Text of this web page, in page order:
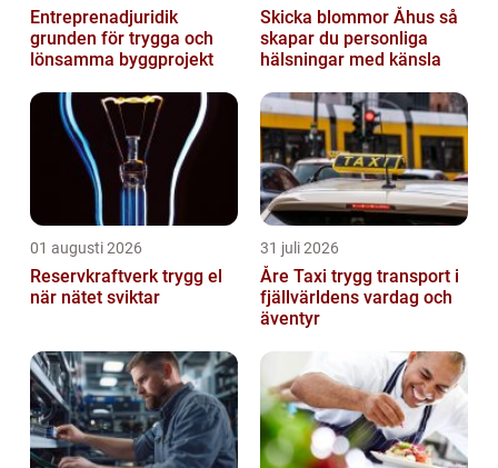
Entreprenadjuridik
grunden för trygga och
lönsamma byggprojekt
Skicka blommor Åhus så
skapar du personliga
hälsningar med känsla
01 augusti 2026
Reservkraftverk trygg el
när nätet sviktar
31 juli 2026
Åre Taxi trygg transport i
fjällvärldens vardag och
äventyr